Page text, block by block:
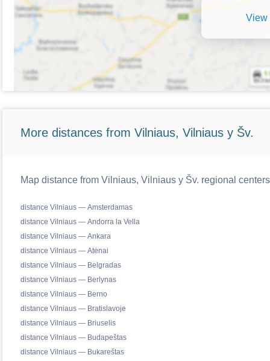
View
More distances from Vilniaus, Vilniaus y Šv.
Map distance from Vilniaus, Vilniaus y Šv. regional
distance Vilniaus — Amsterdamas
distance Vilniaus — Andorra la Vella
distance Vilniaus — Ankara
distance Vilniaus — Atėnai
distance Vilniaus — Belgradas
distance Vilniaus — Berlynas
distance Vilniaus — Berno
distance Vilniaus — Bratislavoje
distance Vilniaus — Briuselis
distance Vilniaus — Budapeštas
distance Vilniaus — Bukareštas